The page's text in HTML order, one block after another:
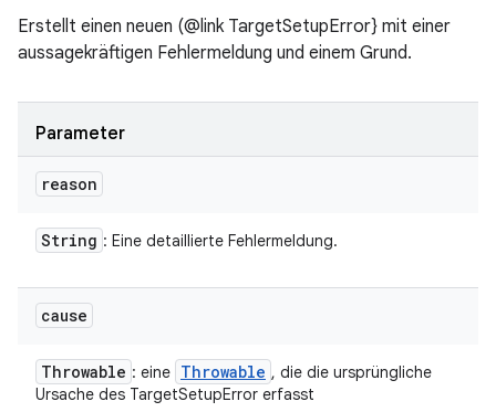
Erstellt einen neuen (@link TargetSetupError} mit einer
aussagekräftigen Fehlermeldung und einem Grund.
Parameter
reason
String : Eine detaillierte Fehlermeldung.
cause
Throwable : eine Throwable , die die ursprüngliche
Ursache des TargetSetupError erfasst